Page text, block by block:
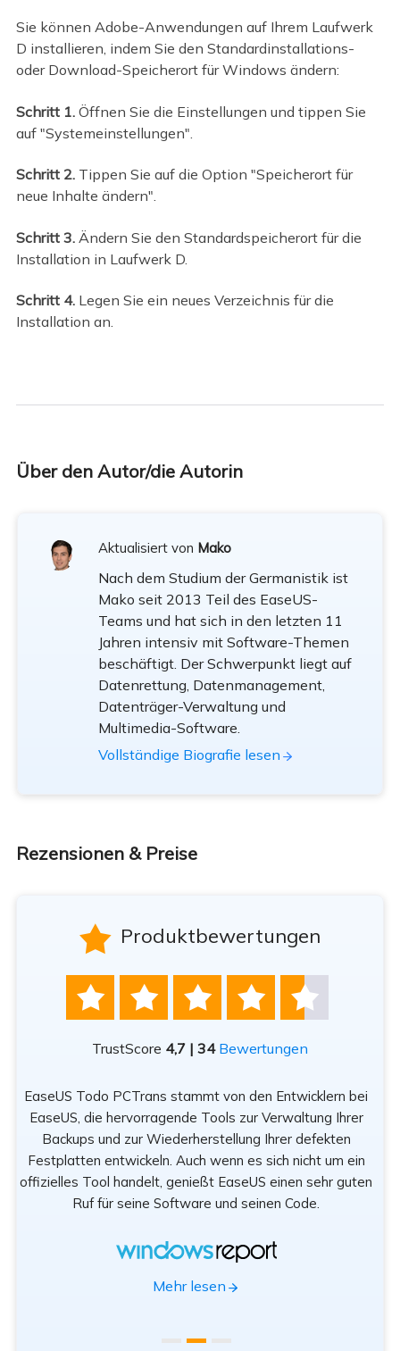
Sie können Adobe-Anwendungen auf Ihrem Laufwerk
D installieren, indem Sie den Standardinstallations-
oder Download-Speicherort für Windows ändern:
Schritt 1. Öffnen Sie die Einstellungen und tippen Sie
auf "Systemeinstellungen".
Schritt 2. Tippen Sie auf die Option "Speicherort für
neue Inhalte ändern".
Schritt 3. Ändern Sie den Standardspeicherort für die
Installation in Laufwerk D.
Schritt 4.Legen Sie ein neues Verzeichnis für die
Installation an.
Über den Autor/die Autorin
Aktualisiert von Mako
Nach dem Studium der Germanistik ist
Mako seit 2013 Teil des EaseUS-
Teams und hat sich in den letzten 11
Jahren intensiv mit Software-Themen
beschäftigt. Der Schwerpunkt liegt auf
Datenrettung, Datenmanagement,
Datenträger-Verwaltung und
Multimedia-Software.
Vollständige Biografie lesen
Rezensionen & Preise
 Produktbewertungen
    
TrustScore 4,7 | 34 Bewertungen
EaseUS Todo PCTrans stammt von den Entwicklern bei
EaseUS, die hervorragende Tools zur Verwaltung Ihrer
Backups und zur Wiederherstellung Ihrer defekten
Festplatten entwickeln. Auch wenn es sich nicht um ein
offizielles Tool handelt, genießt EaseUS einen sehr guten
Ruf für seine Software und seinen Code.
Mehr lesen